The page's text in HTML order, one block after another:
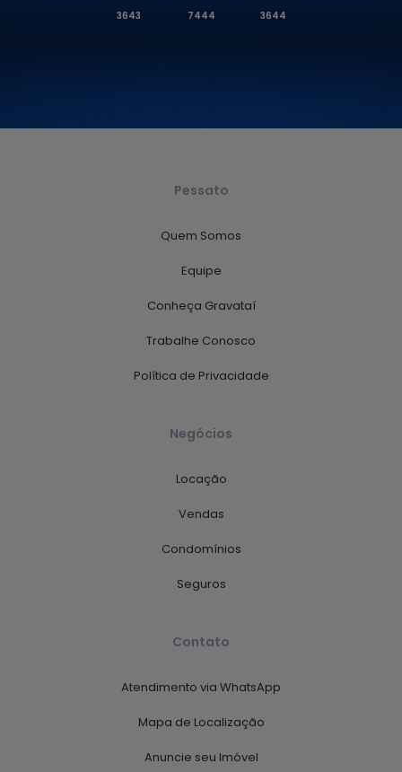
3643
7444
3644
Pessato
Quem Somos
Equipe
Conheça Gravataí
Trabalhe Conosco
Política de Privacidade
Negócios
Locação
Vendas
Condomínios
Seguros
Contato
Atendimento via WhatsApp
Mapa de Localização
Anuncie seu Imóvel